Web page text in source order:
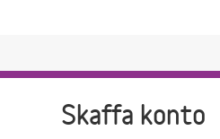
Skaffa konto